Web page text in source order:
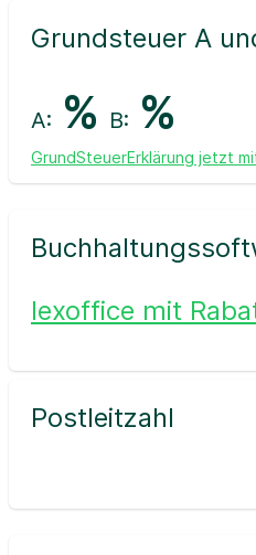
Grundsteuer A
A: % B: %
GrundSteuerErklärung jetzt
lexoffice mit
Postleitzahl